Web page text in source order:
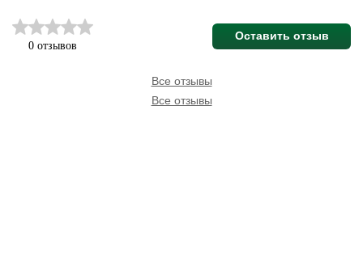
0 отзывов
Оставить отзыв
Все отзывы
Все отзывы